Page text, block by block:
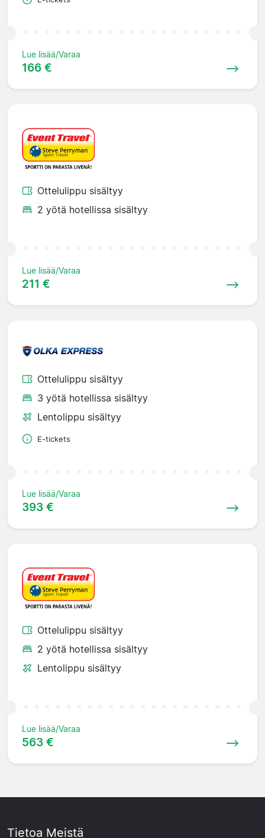
Lue lisää/Varaa
166 €
Ottelulippu sisältyy
2 yötä hotellissa sisältyy
Lue lisää/Varaa
211 €
Ottelulippu sisältyy
3 yötä hotellissa sisältyy
Lentolippu sisältyy
E-tickets
Lue lisää/Varaa
393 €
Ottelulippu sisältyy
2 yötä hotellissa sisältyy
Lentolippu sisältyy
Lue lisää/Varaa
563 €
Tietoa Meistä